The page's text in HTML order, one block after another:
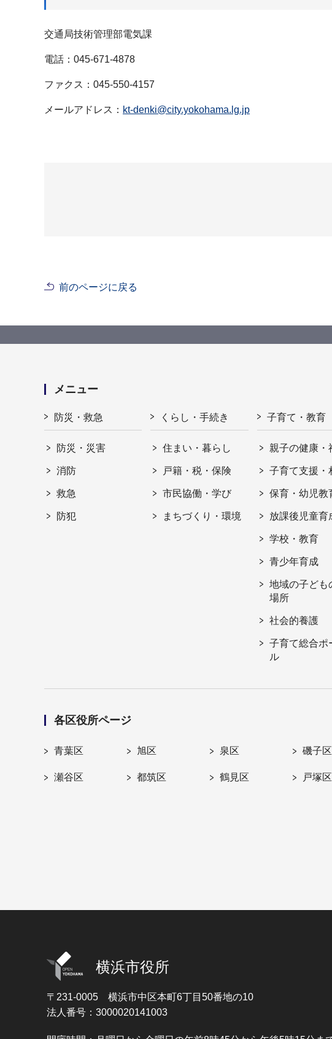
交通局技術管理部電気課
電話：045-671-4878
ファクス：045-550-4157
メールアドレス： kt-denki@city.yokohama.lg.jp
前のページに戻る
メニュー
防災・救急
防災・災害
消防
救急
防犯
くらし・手続き
住まい・暮らし
戸籍・税・保険
市民協働・学び
まちづくり・環境
子育て・教育
親子の健康・
子育て支援・
保育・幼児教
放課後児童育
学校・教育
青少年育成
地域の子ども
場所
社会的養護
子育て総合ポ
ル
各区役所ページ
青葉区 旭区 泉区 磯子区
瀬谷区 都筑区 鶴見区 戸塚区
横浜市役所
〒231-0005 横浜市中区本町6丁目50番地の10
法人番号：3000020141003